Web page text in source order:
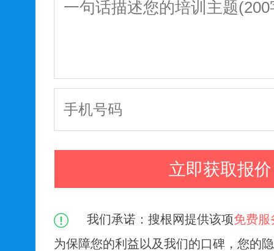
我们承诺：搜根网提供该项免费服
为保障您的利益以及我们的口碑，您的